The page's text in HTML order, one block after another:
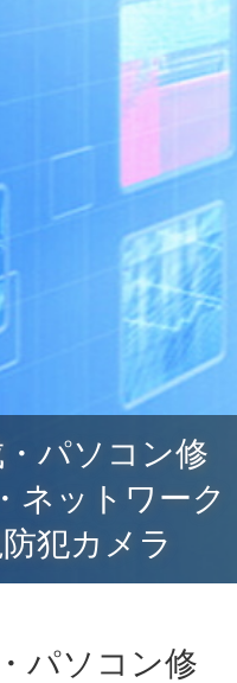
パソコン修
ネットワーク
犯カメラ
パソコン修